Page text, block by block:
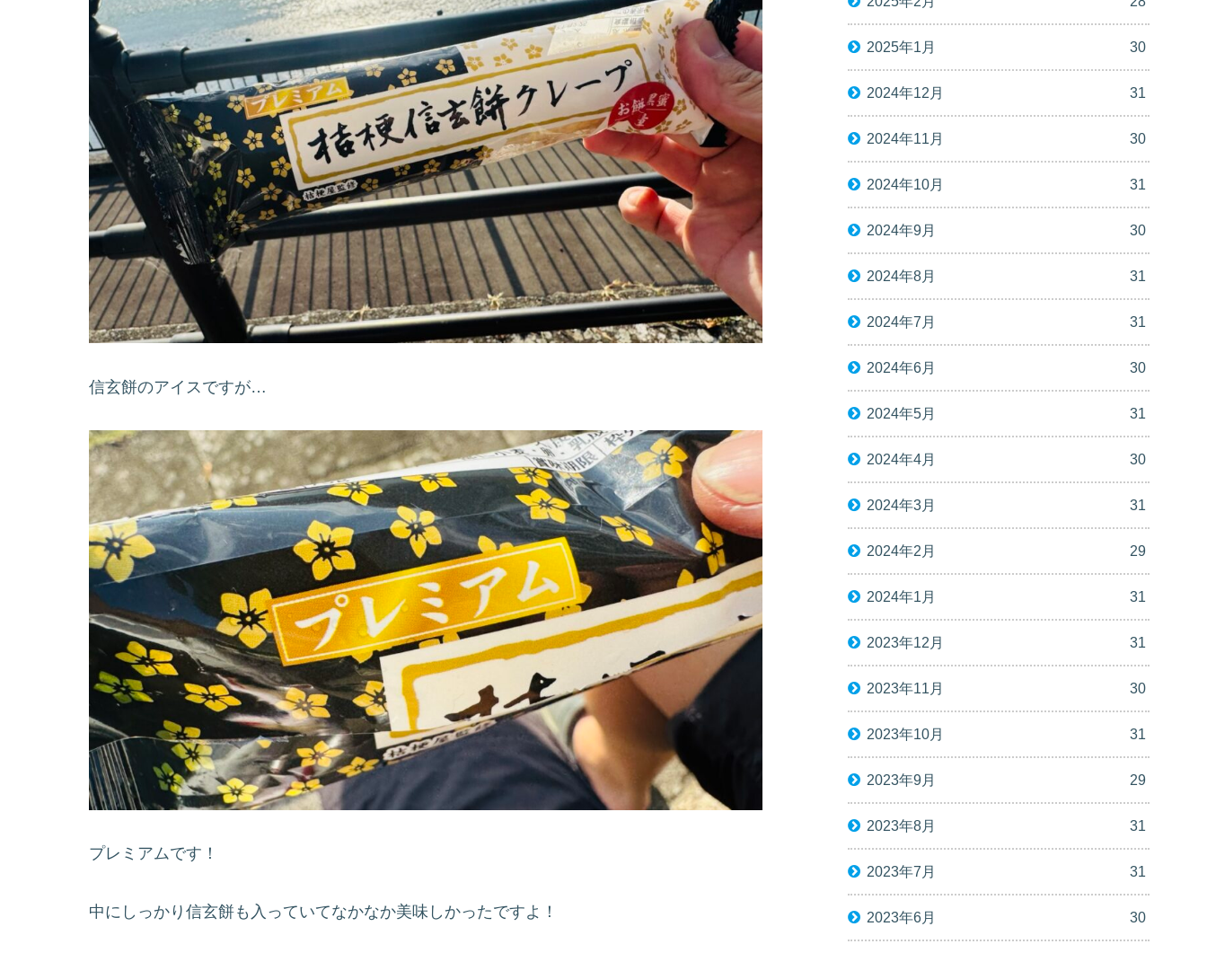
信玄餅のアイスですが…
プレミアムです！
中にしっかり信玄餅も入っていてなかなか美味しかったですよ！
2025年1月 30
2024年12月 31
2024年11月 30
2024年10月 31
2024年9月 30
2024年8月 31
2024年7月 31
2024年6月 30
2024年5月 31
2024年4月 30
2024年3月 31
2024年2月 29
2024年1月 31
2023年12月 31
2023年11月 30
2023年10月 31
2023年9月 29
2023年8月 31
2023年7月 31
2023年6月 30